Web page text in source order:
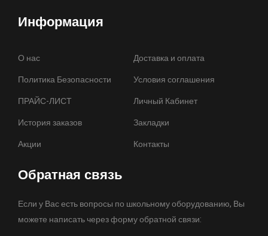
Информация
О нас
Доставка и оплата
Политика Безопасности
Условия соглашения
ПРАЙС-ЛИСТ
Личный Кабинет
История заказов
Закладки
Акции
Контакты
Обратная связь
Если у Вас есть вопросы по школьному оборудованию, Вы
можете написать через форму обратной связи: